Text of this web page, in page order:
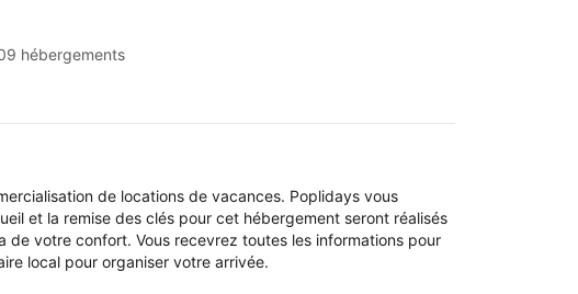
hébergements
de locations de vacances. Poplidays vous
et la remise des clés pour cet hébergement seront réalisés
de votre confort. Vous recevrez toutes les informations pour
local pour organiser votre arrivée.